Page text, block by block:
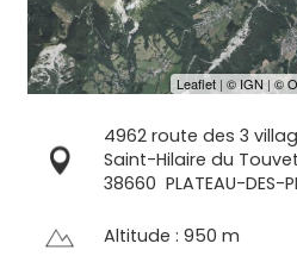
4962 route des 3
Saint-Hilaire du Touvet
38660 PLATEAU-DES-
Altitude : 950 m